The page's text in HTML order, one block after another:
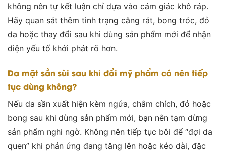
không nên tự kết luận chỉ dựa vào cảm giác khô ráp.
Hãy quan sát thêm tình trạng căng rát, bong tróc, đỏ
da hoặc thay đổi sau khi dùng sản phẩm mới để nhận
diện yếu tố khởi phát rõ hơn.
Da mặt sần sùi sau khi đổi mỹ phẩm có nên tiếp
tục dùng không?
Nếu da sần xuất hiện kèm ngứa, châm chích, đỏ hoặc
bong sau khi dùng sản phẩm mới, bạn nên tạm dừng
sản phẩm nghi ngờ. Không nên tiếp tục bôi để “đợi da
quen” khi phản ứng đang tăng lên hoặc kéo dài, đặc